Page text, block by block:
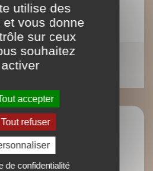
herbes aromatiques
Gayet
utilise des
et vous donne
sur ceux
souhaitez
activer
accepter
Tout refuser
de confidentialité